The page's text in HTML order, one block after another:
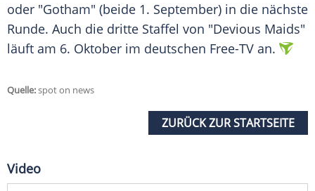
oder "Gotham" (beide 1. September) in die nächste
Runde. Auch die dritte Staffel von "Devious Maids"
läuft am 6. Oktober im deutschen Free-TV an.
Quelle:spot on news
ZURÜCK ZUR STARTSEITE
Video